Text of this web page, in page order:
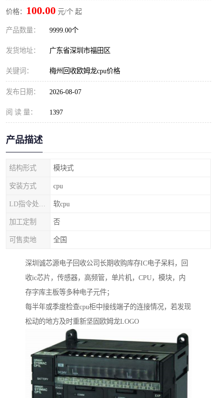
价格： 100.00 元/个 起
产品数量： 9999.00个
发货地址： 广东省深圳市福田区
关键词： 梅州回收欧姆龙cpu价格
发布日期： 2026-08-07
阅 读 量： 1397
产品描述
结构形式 模块式
安装方式 cpu
软cpu
加工定制 否
可售卖地 全国
深圳诚芯源电子回收公司长期收购库存IC电子呆料，回
收ic芯片，传感器，高频管，单片机，CPU，模块，内
存字库主板等多种电子元件；
每半年或季度检查cpu柜中接线端子的连接情况，若发现
松动的地方及时重新坚固欧姆龙LOGO